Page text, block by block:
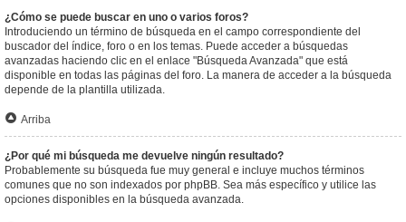
¿Cómo se puede buscar en uno o varios foros?
Introduciendo un término de búsqueda en el campo correspondiente del
buscador del índice, foro o en los temas. Puede acceder a búsquedas
avanzadas haciendo clic en el enlace "Búsqueda Avanzada" que está
disponible en todas las páginas del foro. La manera de acceder a la búsqueda
depende de la plantilla utilizada.
Arriba
¿Por qué mi búsqueda me devuelve ningún resultado?
Probablemente su búsqueda fue muy general e incluye muchos términos
comunes que no son indexados por phpBB. Sea más específico y utilice las
opciones disponibles en la búsqueda avanzada.